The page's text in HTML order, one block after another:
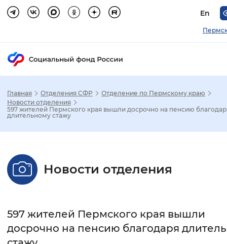
En
Стандартный Увеличенный
Без засечек С засечками
Главная Отделения СФР
Отделение по Пермскому краю
Новости отделения
597 жителей Пермского края вышли досрочно на пенсию
длительному стажу
Новости отделения
597 жителей Пермского края вышли
досрочно на пенсию благодаря